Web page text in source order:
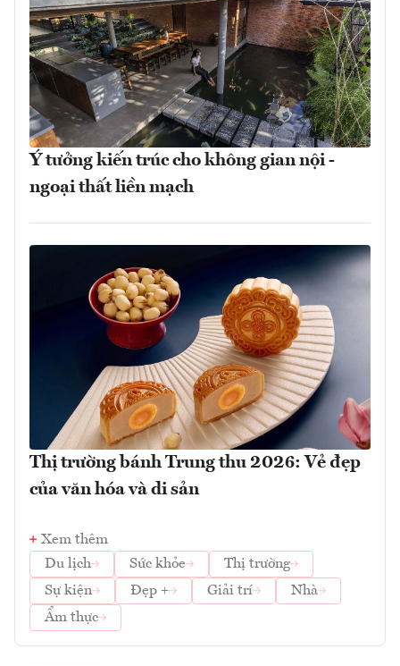
Ý tưởng kiến trúc cho không gian nội -
ngoại thất liền mạch
Thị trường bánh Trung thu 2026: Vẻ đẹp
của văn hóa và di sản
Xem thêm
Du lịch
Sức khỏe
Thị trường
Sự kiện
Đẹp + Giải trí
Nhà
Ẩm thực